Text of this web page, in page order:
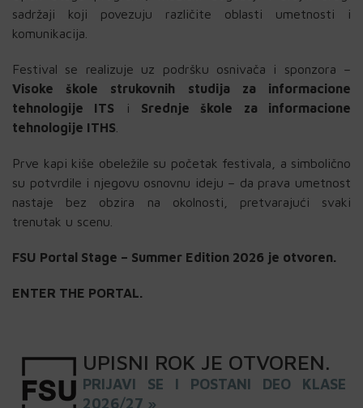
sadržaji koji povezuju različite oblasti umetnosti i
komunikacija.
Festival se realizuje uz podršku osnivača i sponzora –
Visoke škole strukovnih studija za informacione
tehnologije ITS i Srednje škole za informacione
tehnologije ITHS
Prve kapi kiše obeležile su početak festivala, a simbolično
su potvrdile i njegovu osnovnu ideju – da prava umetnost
nastaje bez obzira na okolnosti, pretvarajući svaki
trenutak u scenu.
FSU Portal Stage – Summer Edition 2026 je otvoren.
ENTER THE PORTAL.
UPISNI ROK JE OTVOREN.
PRIJAVI SE I POSTANI DEO KLASE
2026/27 »